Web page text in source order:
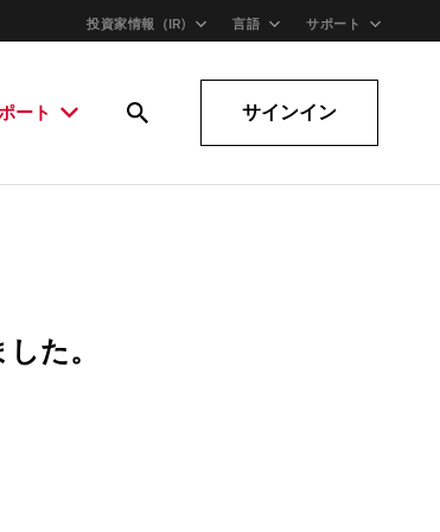
投資家情報（IR) 言語 サポート
ート サインイン
た。